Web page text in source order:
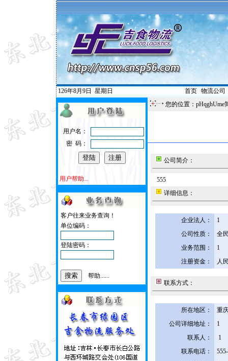
126年8月9日 星期日 首页| 物流公司
用户名：
密 码：
用户帮助...
客户往来业务查询！
单位编码：
登陆密码：
帮助......
您的位置：pHqghUme
公司简介：
555
详细信息：
企业法人：
1
公司性质：
全
业务范围：
1
注册资金：
人
联系方式：
所在地区：
重
公司详细地址：
1
联系人：
1
联系电话：